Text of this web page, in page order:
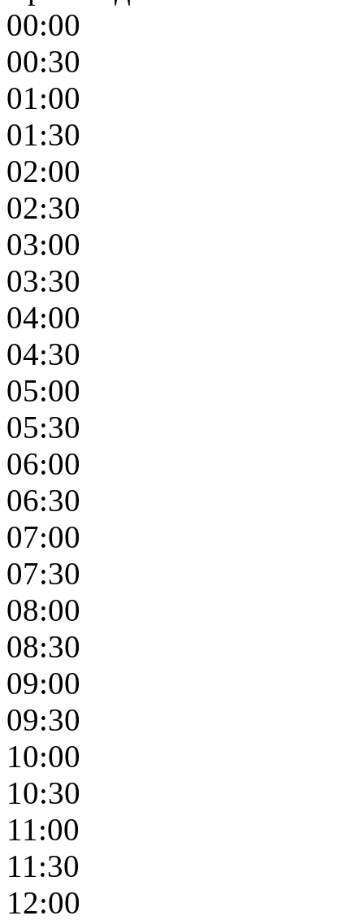
00:00
00:30
01:00
01:30
02:00
02:30
03:00
03:30
04:00
04:30
05:00
05:30
06:00
06:30
07:00
07:30
08:00
08:30
09:00
09:30
10:00
10:30
11:00
11:30
12:00